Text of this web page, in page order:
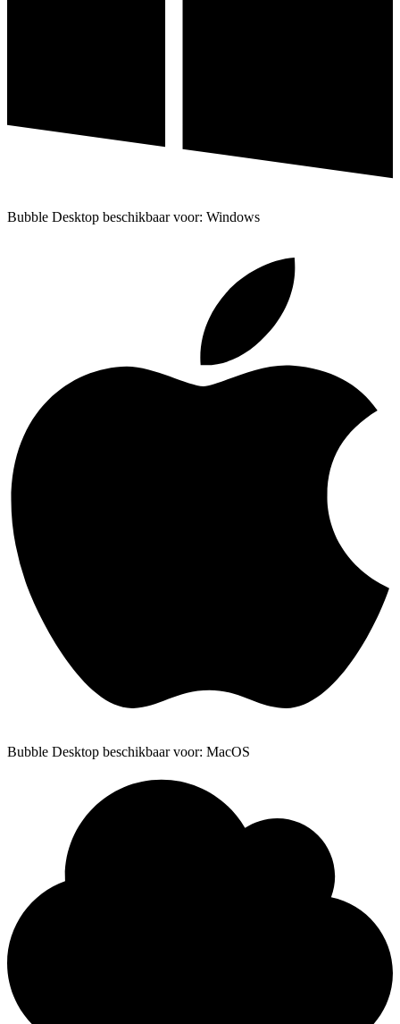
Bubble Desktop beschikbaar voor: Windows
Bubble Desktop beschikbaar voor: MacOS